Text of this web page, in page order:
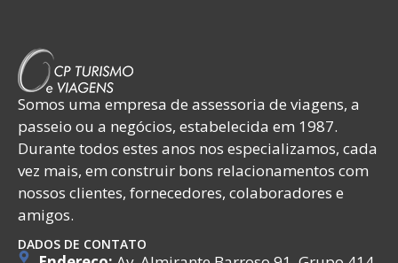
Somos uma empresa de assessoria de viagens, a
passeio ou a negócios, estabelecida em 1987.
Durante todos estes anos nos especializamos, cada
vez mais, em construir bons relacionamentos com
nossos clientes, fornecedores, colaboradores e
amigos.
DADOS DE CONTATO